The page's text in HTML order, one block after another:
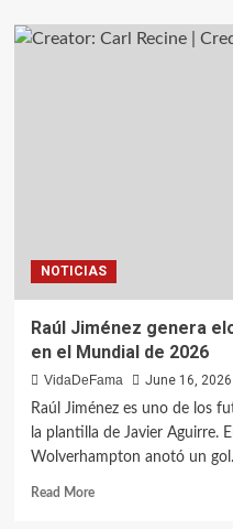
NOTICIAS
Raúl Jiménez genera
en el Mundial de 2026
VidaDeFama
June 16, 2026
Raúl Jiménez es uno de los
la plantilla de Javier Aguirre.
Wolverhampton anotó un
Read More